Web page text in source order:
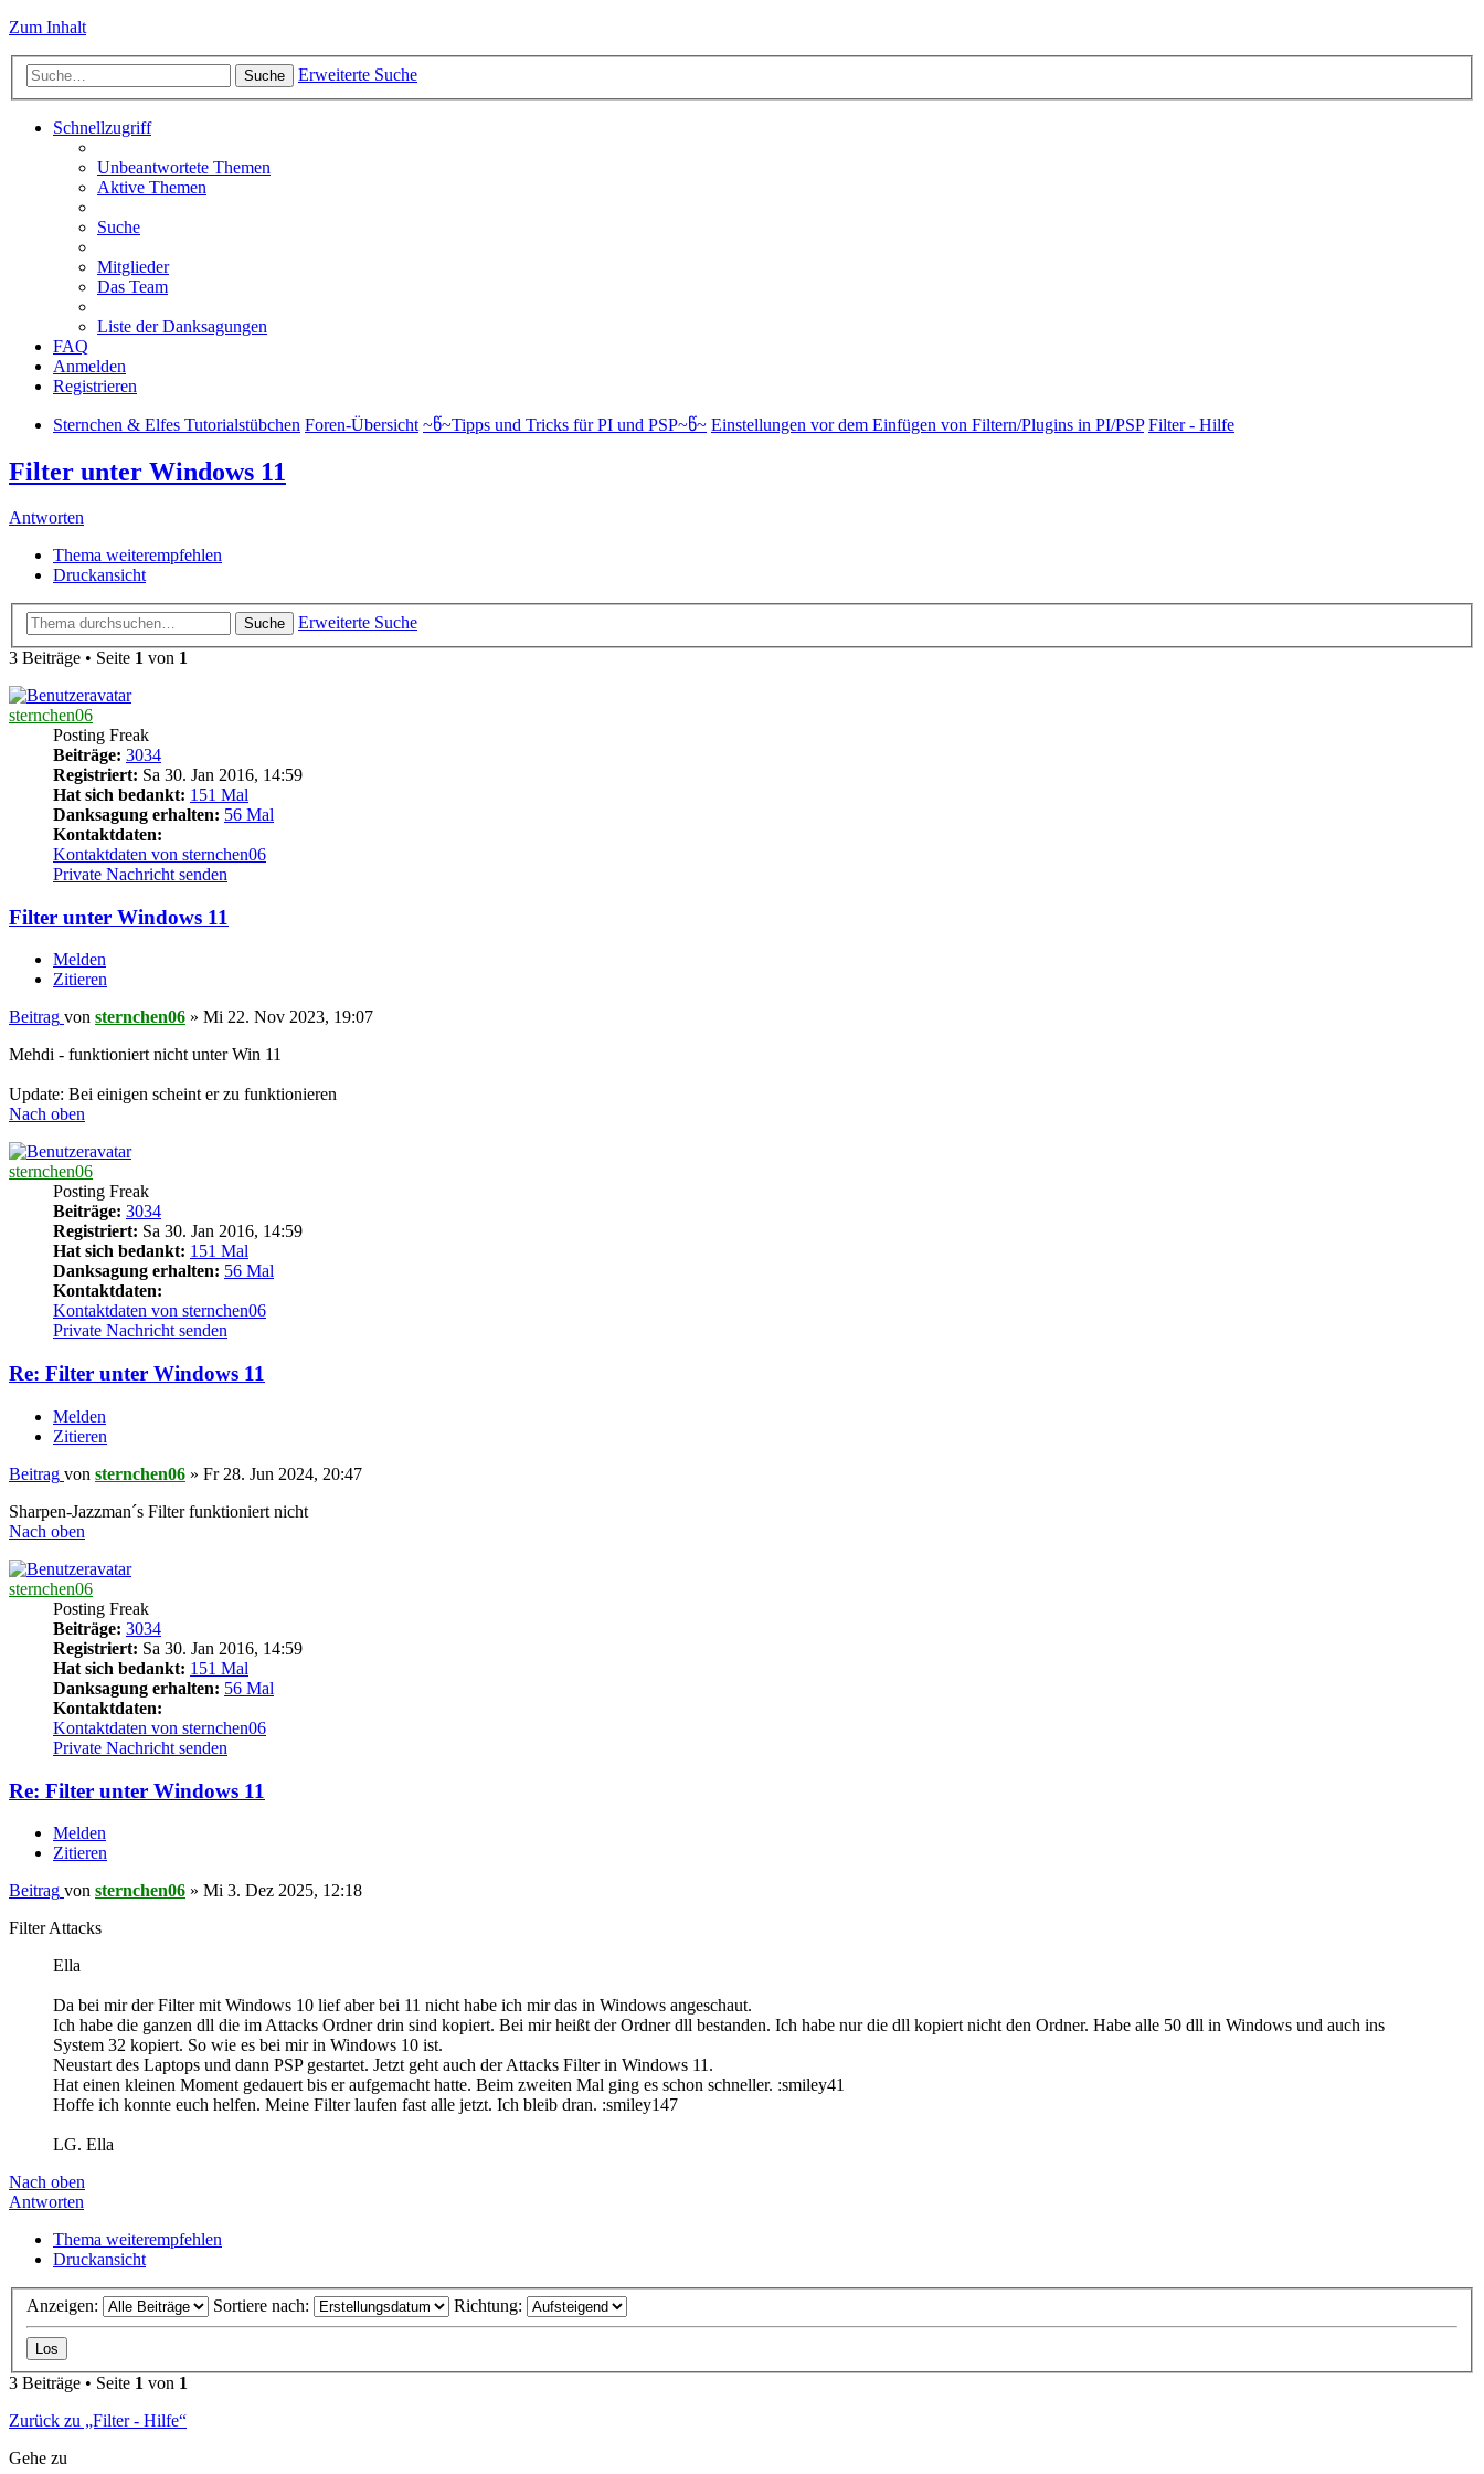
Zum Inhalt
Suche Erweiterte Suche
Schnellzugriff
Unbeantwortete Themen
Aktive Themen
Suche
Mitglieder
Das Team
Liste der Danksagungen
FAQ
Anmelden
Registrieren
Sternchen & Elfes Tutorialstübchen Foren-Übersicht ~წ~Tipps und Tricks für PI und PSP~წ~ Einstellungen vor dem Einfügen von Filtern/Plugins in PI/PSP Filter - Hilfe
Filter unter Windows 11
Antworten
Thema weiterempfehlen
Druckansicht
Suche
Erweiterte Suche
3 Beiträge • Seite 1 von 1
sternchen06
Posting Freak
Beiträge: 3034
Registriert: Sa 30. Jan 2016, 14:59
Hat sich bedankt: 151 Mal
Danksagung erhalten: 56 Mal
Kontaktdaten:
Kontaktdaten von sternchen06
Private Nachricht senden
Filter unter Windows 11
Melden
Zitieren
Beitrag von sternchen06 » Mi 22. Nov 2023, 19:07
Mehdi - funktioniert nicht unter Win 11
Update: Bei einigen scheint er zu funktionieren
Nach oben
sternchen06
Posting Freak
Beiträge: 3034
Registriert: Sa 30. Jan 2016, 14:59
Hat sich bedankt: 151 Mal
Danksagung erhalten: 56 Mal
Kontaktdaten:
Kontaktdaten von sternchen06
Private Nachricht senden
Re: Filter unter Windows 11
Melden
Zitieren
Beitrag von sternchen06 » Fr 28. Jun 2024, 20:47
Sharpen-Jazzman´s Filter funktioniert nicht
Nach oben
sternchen06
Posting Freak
Beiträge: 3034
Registriert: Sa 30. Jan 2016, 14:59
Hat sich bedankt: 151 Mal
Danksagung erhalten: 56 Mal
Kontaktdaten:
Kontaktdaten von sternchen06
Private Nachricht senden
Re: Filter unter Windows 11
Melden
Zitieren
Beitrag von sternchen06 » Mi 3. Dez 2025, 12:18
Filter Attacks
Ella
Da bei mir der Filter mit Windows 10 lief aber bei 11 nicht habe ich mir das in Windows angeschaut.
Ich habe die ganzen dll die im Attacks Ordner drin sind kopiert. Bei mir heißt der Ordner dll bestanden. Ich habe nur die dll kopiert nicht den Ordner. Habe alle 50 dll in Windows und auch ins
System 32 kopiert. So wie es bei mir in Windows 10 ist.
Neustart des Laptops und dann PSP gestartet. Jetzt geht auch der Attacks Filter in Windows 11.
Hat einen kleinen Moment gedauert bis er aufgemacht hatte. Beim zweiten Mal ging es schon schneller. :smiley41
Hoffe ich konnte euch helfen. Meine Filter laufen fast alle jetzt. Ich bleib dran. :smiley147
LG. Ella
Nach oben
Antworten
Thema weiterempfehlen
Druckansicht
Anzeigen: Sortiere nach: Richtung:
3 Beiträge • Seite 1 von 1
Zurück zu „Filter - Hilfe“
Gehe zu